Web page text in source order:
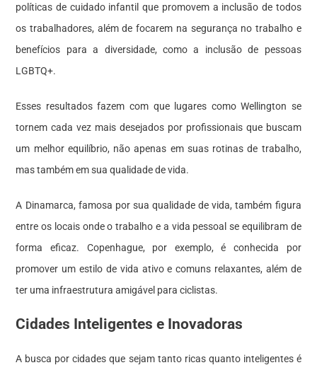
políticas de cuidado infantil que promovem a inclusão de todos
os trabalhadores, além de focarem na segurança no trabalho e
benefícios para a diversidade, como a inclusão de pessoas
LGBTQ+.
Esses resultados fazem com que lugares como Wellington se
tornem cada vez mais desejados por profissionais que buscam
um melhor equilíbrio, não apenas em suas rotinas de trabalho,
mas também em sua qualidade de vida.
A Dinamarca, famosa por sua qualidade de vida, também figura
entre os locais onde o trabalho e a vida pessoal se equilibram de
forma eficaz. Copenhague, por exemplo, é conhecida por
promover um estilo de vida ativo e comuns relaxantes, além de
ter uma infraestrutura amigável para ciclistas.
Cidades Inteligentes e Inovadoras
A busca por cidades que sejam tanto ricas quanto inteligentes é